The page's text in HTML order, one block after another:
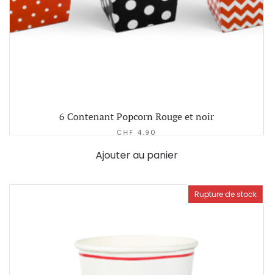
6 Contenant Popcorn Rouge et noir
CHF 4.90
Ajouter au panier
Rupture de stock